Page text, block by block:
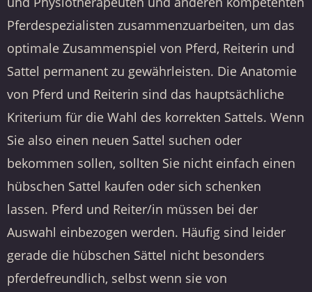
Pferdespezialisten zusammenzuarbeiten, um das
optimale Zusammenspiel von Pferd, Reiterin und
Sattel permanent zu gewährleisten. Die Anatomie
von Pferd und Reiterin sind das hauptsächliche
Kriterium für die Wahl des korrekten Sattels. Wenn
Sie also einen neuen Sattel suchen oder
bekommen sollen, sollten Sie nicht einfach einen
hübschen Sattel kaufen oder sich schenken
lassen. Pferd und Reiter/in müssen bei der
Auswahl einbezogen werden. Häufig sind leider
gerade die hübschen Sättel nicht besonders
pferdefreundlich, selbst wenn sie von